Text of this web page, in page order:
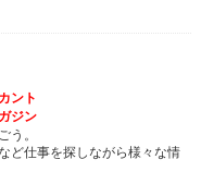
ント
ジン
。
ど仕事を探しながら様々な情